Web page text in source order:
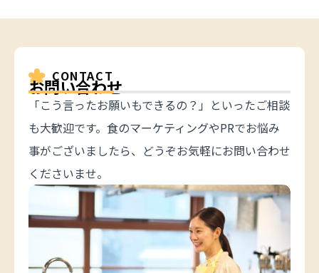
CONTACT
お問い合わせ
「こう言ったお願いもできるの？」といったご相談
も大歓迎です。食のマーケティングやPRでお悩み
事がございましたら、どうぞお気軽にお問い合わせ
くださいませ。